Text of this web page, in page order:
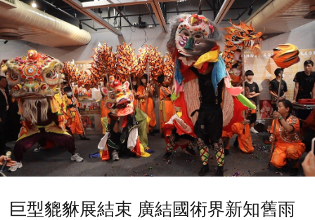
巨型貔貅展結束 廣結國術界新知舊雨